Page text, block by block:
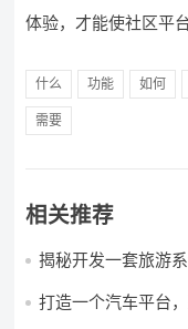
体验，才能使社区平
什么 功能 如何
需要
相关推荐
揭秘开发一套旅游
打造一个汽车平台